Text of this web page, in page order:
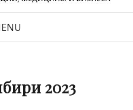
2023